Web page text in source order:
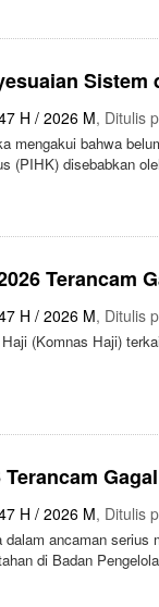
Sistem
H / 2026 M, Ditulis
mengakui bahwa
(PIHK) disebabkan
Terancam
H / 2026 M, Ditulis
(Komnas Haji)
H / 2026 M, Ditulis
ancaman
di Badan